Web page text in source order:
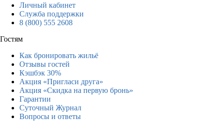
Личный кабинет
Служба поддержки
8 (800) 555 2608
Гостям
Как бронировать жильё
Отзывы гостей
Кэшбэк 30%
Акция «Пригласи друга»
Акция «Скидка на первую бронь»
Гарантии
Суточный Журнал
Вопросы и ответы